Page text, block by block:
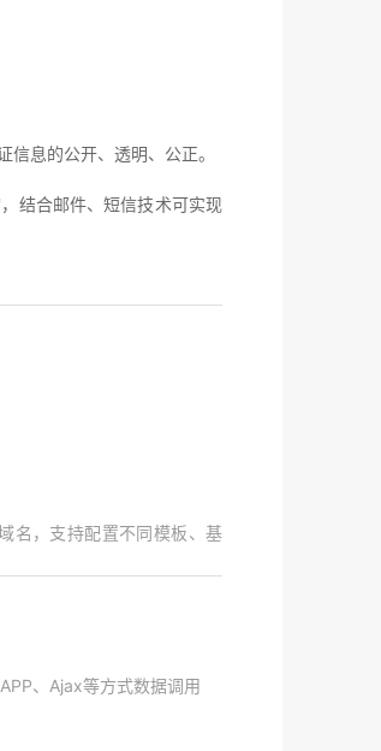
息的公开、透明、公正。
结合邮件、短信技术可实现
名，支持配置不同模板、基
、Ajax等方式数据调用